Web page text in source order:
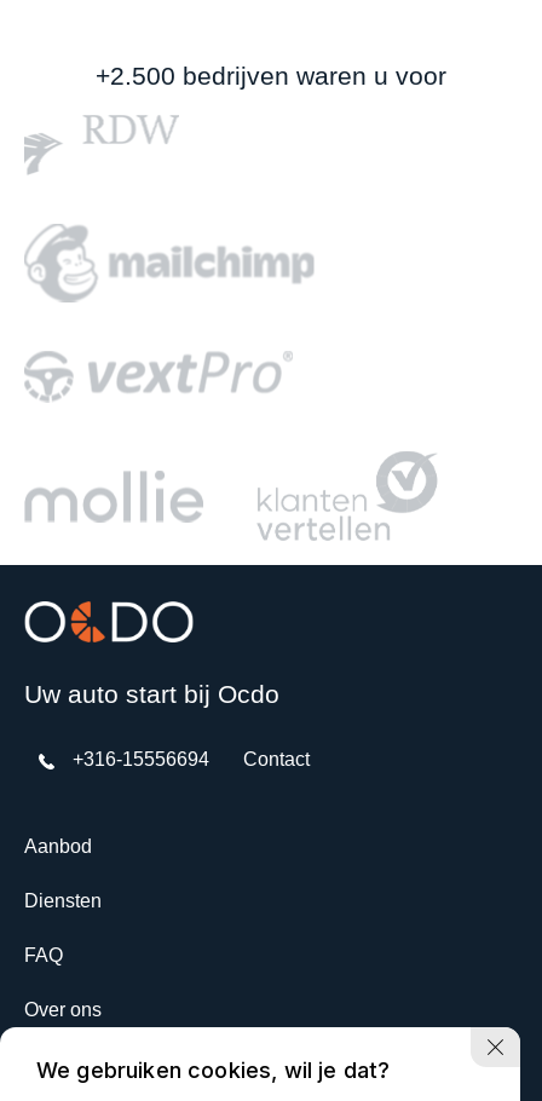
+2.500 bedrijven waren u voor
Uw auto start bij Ocdo
+316-15556694 Contact
Aanbod
Diensten
FAQ
Over ons
Contact
We gebruiken cookies, wil je dat?